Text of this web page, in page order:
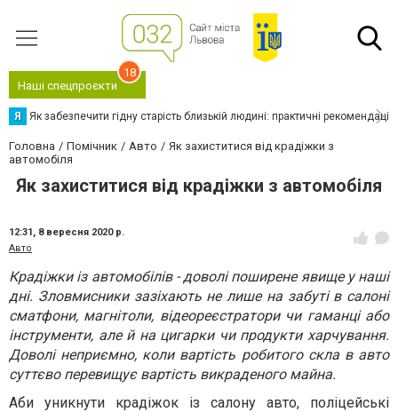
Наші спецпроєкти
18
Я Як забезпечити гідну старість близькій людині: практичні рекомендації
Головна Помічник Авто
Як захиститися від крадіжки з
автомобіля
Як захиститися від крадіжки з автомобіля
12:31, 8 вересня 2020 р.
Авто
Крадіжки із автомобілів - доволі поширене явище у наші
дні. Зловмисники зазіхають не лише на забуті в салоні
сматфони, магнітоли, відеореєстратори чи гаманці або
інструменти, але й на цигарки чи продукти харчування.
Доволі неприємно, коли вартість робитого скла в авто
суттєво перевищує вартість викраденого майна.
Аби уникнути крадіжок із салону авто, поліцейські